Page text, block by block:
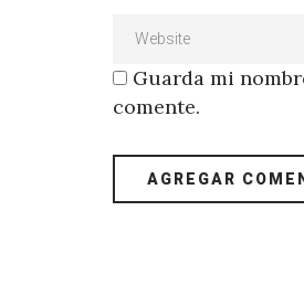
Guarda mi
comente.